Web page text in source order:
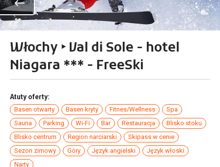
Włochy ‣ Val di Sole - hotel
Niagara *** - FreeSki
Atuty oferty:
Basen otwarty Basen kryty Fitnes/Wellness
Spa
Sauna
Parking Wi-Fi Bar Restauracja
Blisko stoku
Blisko centrum
Region narciarski
Skipass w cenie
Sezon zimowy
Góry Język angielski
Język włoski
Narty